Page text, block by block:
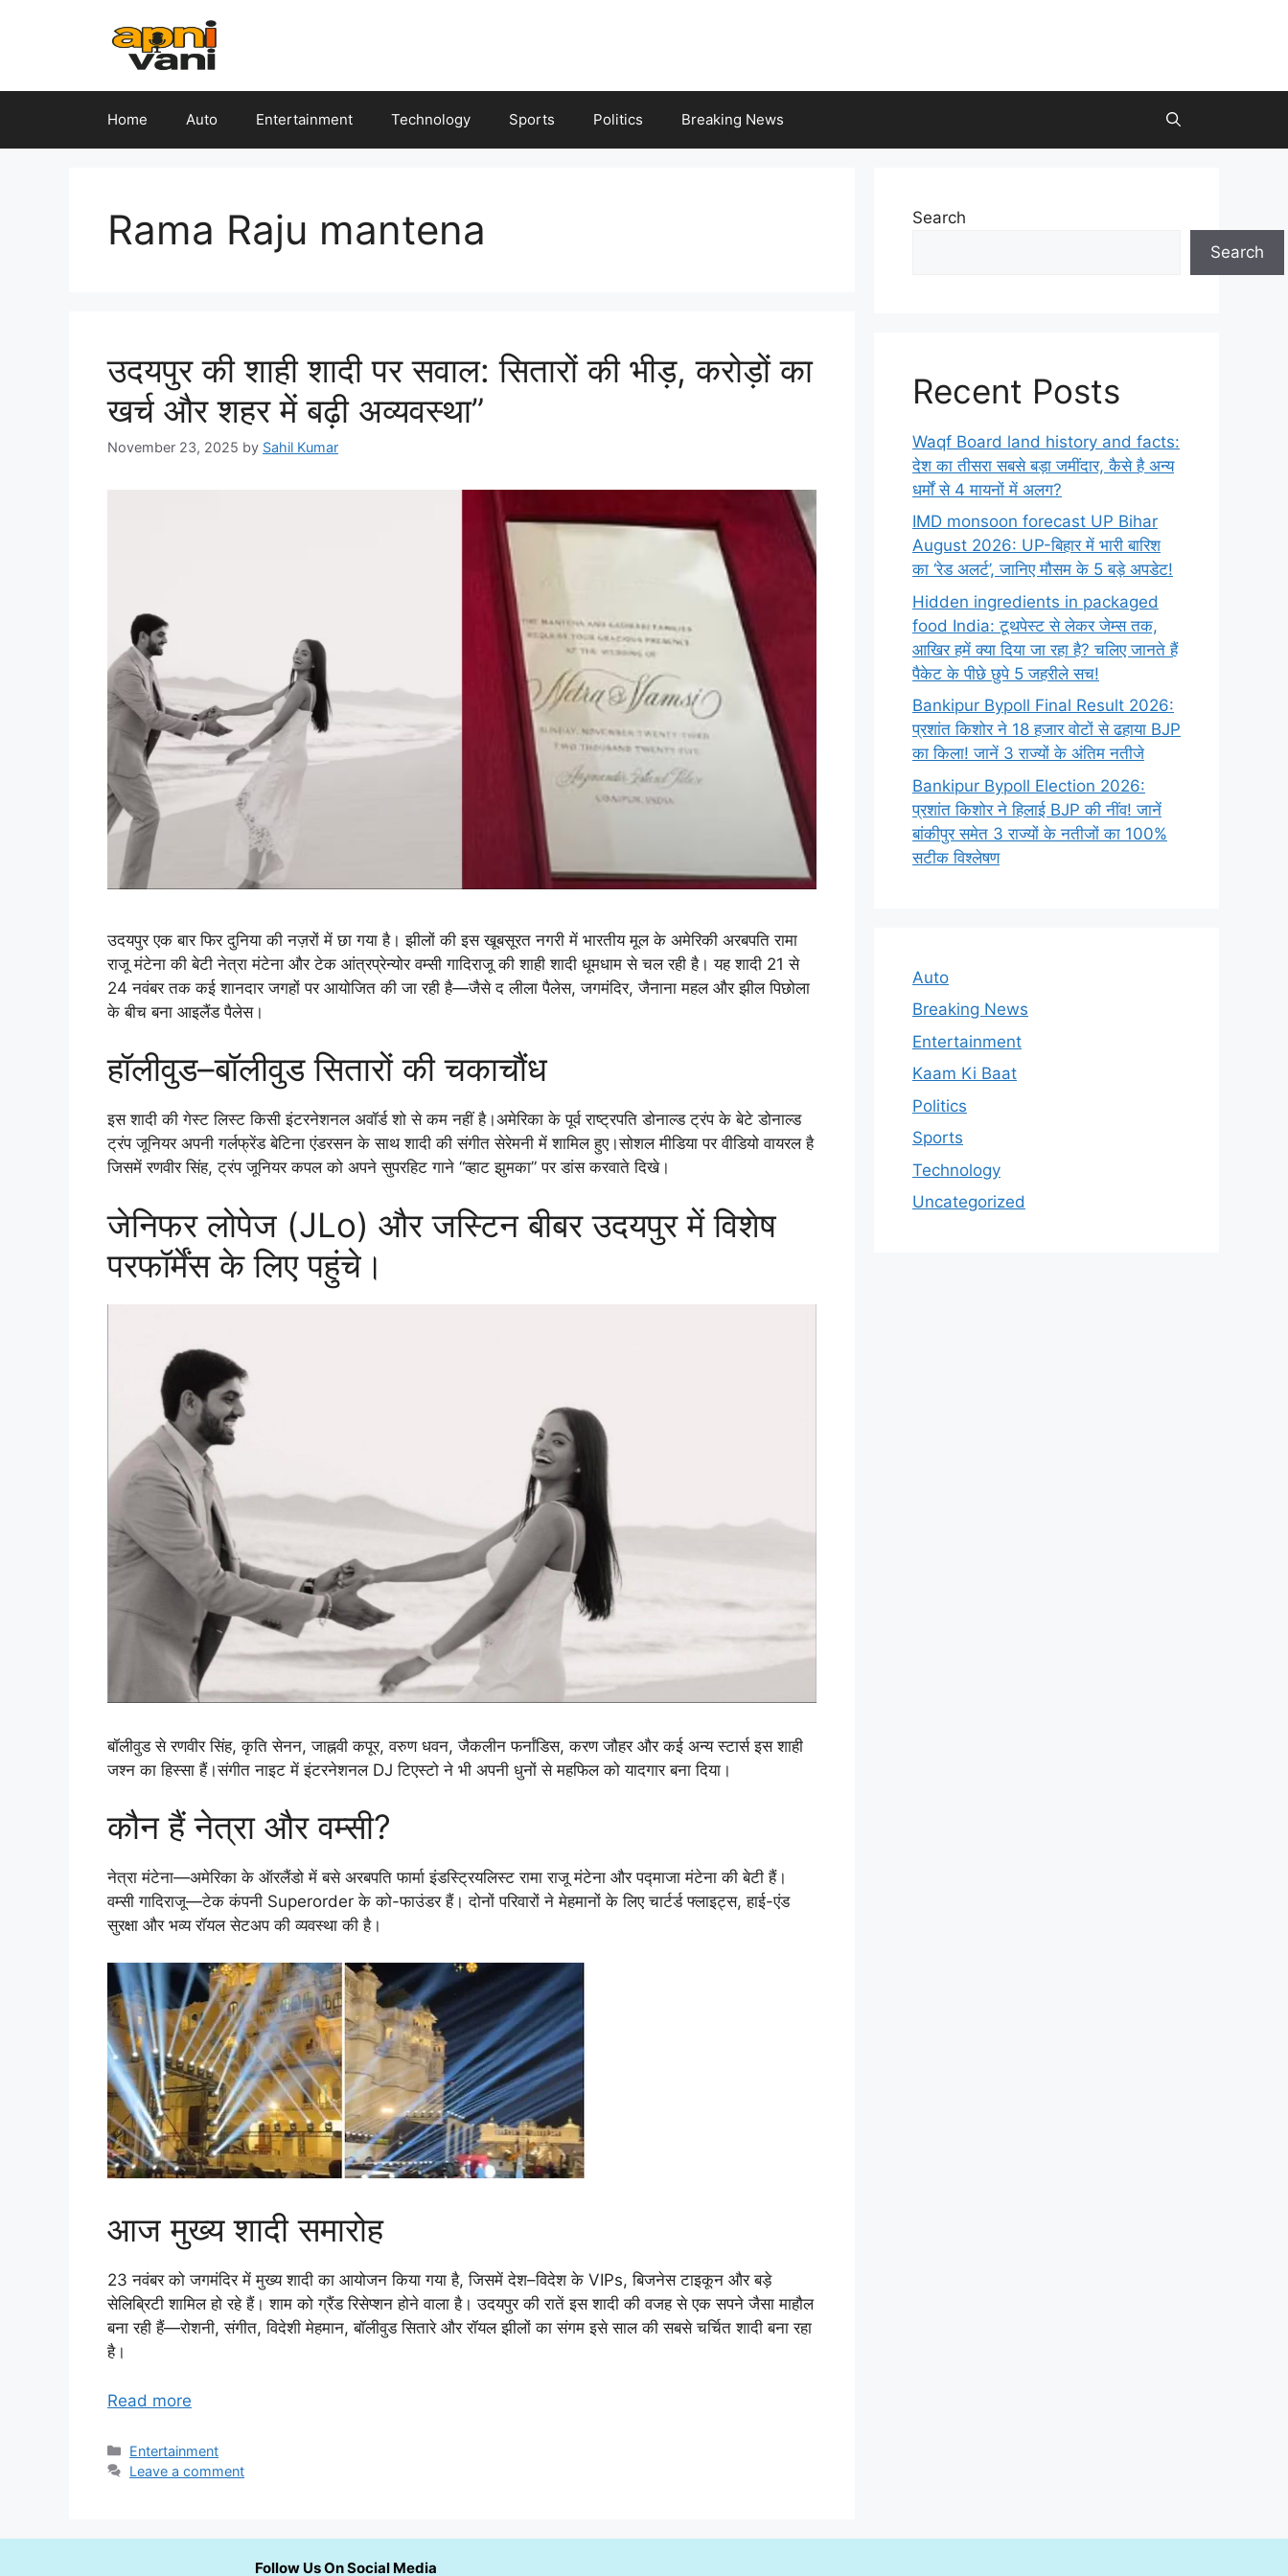
Home Auto Entertainment Technology Sports Politics Breaking News
Rama Raju mantena
उदयपुर की शाही शादी पर सवाल: सितारों की भीड़, करोड़ों का
खर्च और शहर में बढ़ी अव्यवस्था”
November 23, 2025 by Sahil Kumar
उदयपुर एक बार फिर दुनिया की नज़रों में छा गया है। झीलों की इस खूबसूरत नगरी में भारतीय मूल के अमेरिकी अरबपति रामा
राजू मंटेना की बेटी नेत्रा मंटेना और टेक आंत्रप्रेन्योर वम्सी गादिराजू की शाही शादी धूमधाम से चल रही है। यह शादी 21 से
24 नवंबर तक कई शानदार जगहों पर आयोजित की जा रही है—जैसे द लीला पैलेस, जगमंदिर, जैनाना महल और झील पिछोला
के बीच बना आइलैंड पैलेस।
हॉलीवुड–बॉलीवुड सितारों की चकाचौंध
इस शादी की गेस्ट लिस्ट किसी इंटरनेशनल अवॉर्ड शो से कम नहीं है।अमेरिका के पूर्व राष्ट्रपति डोनाल्ड ट्रंप के बेटे डोनाल्ड
ट्रंप जूनियर अपनी गर्लफ्रेंड बेटिना एंडरसन के साथ शादी की संगीत सेरेमनी में शामिल हुए।सोशल मीडिया पर वीडियो वायरल है
जिसमें रणवीर सिंह, ट्रंप जूनियर कपल को अपने सुपरहिट गाने “व्हाट झुमका” पर डांस करवाते दिखे।
जेनिफर लोपेज (JLo) और जस्टिन बीबर उदयपुर में विशेष
परफॉर्मेंस के लिए पहुंचे।
बॉलीवुड से रणवीर सिंह, कृति सेनन, जाह्नवी कपूर, वरुण धवन, जैकलीन फर्नांडिस, करण जौहर और कई अन्य स्टार्स इस शाही
जश्न का हिस्सा हैं।संगीत नाइट में इंटरनेशनल DJ टिएस्टो ने भी अपनी धुनों से महफिल को यादगार बना दिया।
कौन हैं नेत्रा और वम्सी?
नेत्रा मंटेना—अमेरिका के ऑरलैंडो में बसे अरबपति फार्मा इंडस्ट्रियलिस्ट रामा राजू मंटेना और पद्माजा मंटेना की बेटी हैं।
वम्सी गादिराजू—टेक कंपनी Superorder के को-फाउंडर हैं। दोनों परिवारों ने मेहमानों के लिए चार्टर्ड फ्लाइट्स, हाई-एंड
सुरक्षा और भव्य रॉयल सेटअप की व्यवस्था की है।
आज मुख्य शादी समारोह
23 नवंबर को जगमंदिर में मुख्य शादी का आयोजन किया गया है, जिसमें देश–विदेश के VIPs, बिजनेस टाइकून और बड़े
सेलिब्रिटी शामिल हो रहे हैं। शाम को ग्रैंड रिसेप्शन होने वाला है। उदयपुर की रातें इस शादी की वजह से एक सपने जैसा माहौल
बना रही हैं—रोशनी, संगीत, विदेशी मेहमान, बॉलीवुड सितारे और रॉयल झीलों का संगम इसे साल की सबसे चर्चित शादी बना रहा
है।
Read more
Categories
Entertainment
Leave a comment
Search
Search
Recent Posts
Waqf Board land history and facts:
देश का तीसरा सबसे बड़ा जमींदार, कैसे है अन्य
धर्मों से 4 मायनों में अलग?
IMD monsoon forecast UP Bihar
August 2026: UP-बिहार में भारी बारिश
का ‘रेड अलर्ट’, जानिए मौसम के 5 बड़े अपडेट!
Hidden ingredients in packaged
food India: टूथपेस्ट से लेकर जेम्स तक,
आखिर हमें क्या दिया जा रहा है? चलिए जानते हैं
पैकेट के पीछे छुपे 5 जहरीले सच!
Bankipur Bypoll Final Result 2026:
प्रशांत किशोर ने 18 हजार वोटों से ढहाया BJP
का किला! जानें 3 राज्यों के अंतिम नतीजे
Bankipur Bypoll Election 2026:
प्रशांत किशोर ने हिलाई BJP की नींव! जानें
बांकीपुर समेत 3 राज्यों के नतीजों का 100%
सटीक विश्लेषण
Auto
Breaking News
Entertainment
Kaam Ki Baat
Politics
Sports
Technology
Uncategorized
Follow Us On Social Media